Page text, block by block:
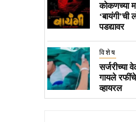
कोकणच्या
‘बायंगी’ची
पडद्यावर
विशेष
सर्जरीच्या
गायले
व्हायरल